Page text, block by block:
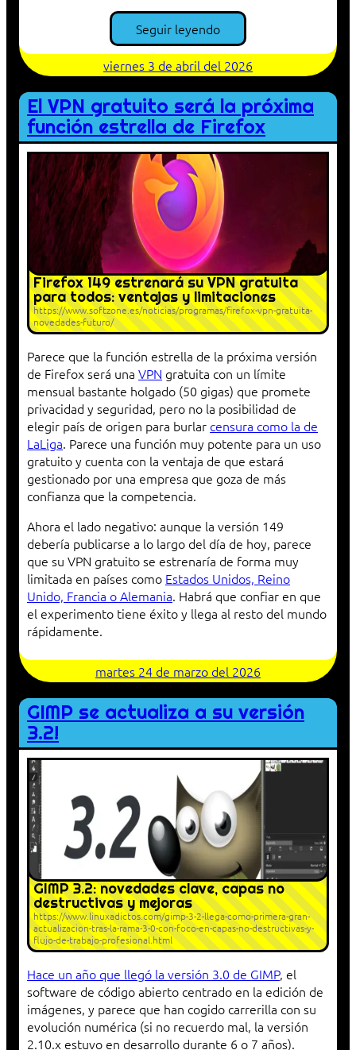
Seguir leyendo
viernes 3 de abril del 2026
El VPN gratuito será la próxima
función estrella de Firefox
Firefox 149 estrenará su VPN gratuita
para todos: ventajas y limitaciones
https://www.softzone.es/noticias/programas/firefox-vpn-gratuita-
novedades-futuro/
Parece que la función estrella de la próxima versión
de Firefox será una VPN gratuita con un límite
mensual bastante holgado (50 gigas) que promete
privacidad y seguridad, pero no la posibilidad de
elegir país de origen para burlar censura como la de
LaLiga. Parece una función muy potente para un uso
gratuito y cuenta con la ventaja de que estará
gestionado por una empresa que goza de más
confianza que la competencia.
Ahora el lado negativo: aunque la versión 149
debería publicarse a lo largo del día de hoy, parece
que su VPN gratuito se estrenaría de forma muy
limitada en países como Estados Unidos, Reino
Unido, Francia o Alemania. Habrá que confiar en que
el experimento tiene éxito y llega al resto del mundo
rápidamente.
martes 24 de marzo del 2026
GIMP se actualiza a su versión
3.2!
GIMP 3.2: novedades clave, capas no
destructivas y mejoras
https://www.linuxadictos.com/gimp-3-2-llega-como-primera-gran-
actualizacion-tras-la-rama-3-0-con-foco-en-capas-no-destructivas-y-
flujo-de-trabajo-profesional.html
Hace un año que llegó la versión 3.0 de GIMP, el
software de código abierto centrado en la edición de
imágenes, y parece que han cogido carrerilla con su
evolución numérica (si no recuerdo mal, la versión
2.10.x estuvo en desarrollo durante 6 o 7 años).